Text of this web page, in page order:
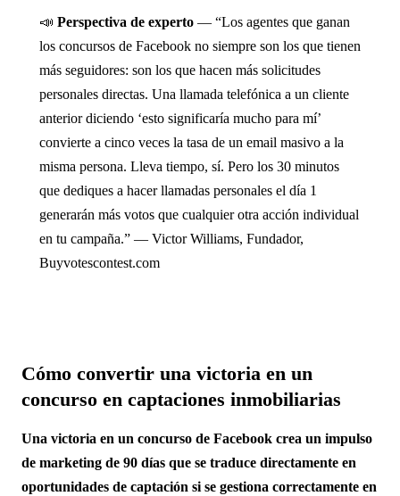
📣 Perspectiva de experto — “Los agentes que ganan
los concursos de Facebook no siempre son los que tienen
más seguidores: son los que hacen más solicitudes
personales directas. Una llamada telefónica a un cliente
anterior diciendo ‘esto significaría mucho para mí’
convierte a cinco veces la tasa de un email masivo a la
misma persona. Lleva tiempo, sí. Pero los 30 minutos
que dediques a hacer llamadas personales el día 1
generarán más votos que cualquier otra acción individual
en tu campaña.” — Victor Williams, Fundador,
Buyvotescontest.com
Cómo convertir una victoria en un
concurso en captaciones inmobiliarias
Una victoria en un concurso de Facebook crea un impulso
de marketing de 90 días que se traduce directamente en
oportunidades de captación si se gestiona correctamente en